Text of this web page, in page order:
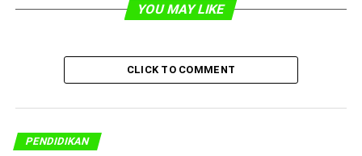
YOU MAY LIKE
CLICK TO COMMENT
PENDIDIKAN